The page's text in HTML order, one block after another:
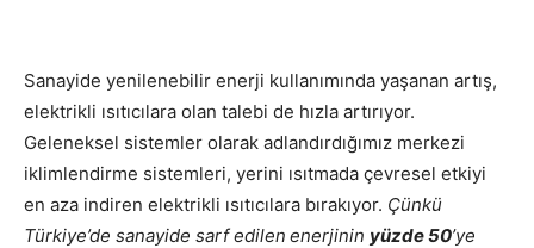
Sanayide yenilenebilir enerji kullanımında yaşanan artış,
elektrikli ısıtıcılara olan talebi de hızla artırıyor.
Geleneksel sistemler olarak adlandırdığımız merkezi
iklimlendirme sistemleri, yerini ısıtmada çevresel etkiyi
en aza indiren elektrikli ısıtıcılara bırakıyor. Çünkü
Türkiye’de sanayide sarf edilen enerjinin yüzde 50’ye